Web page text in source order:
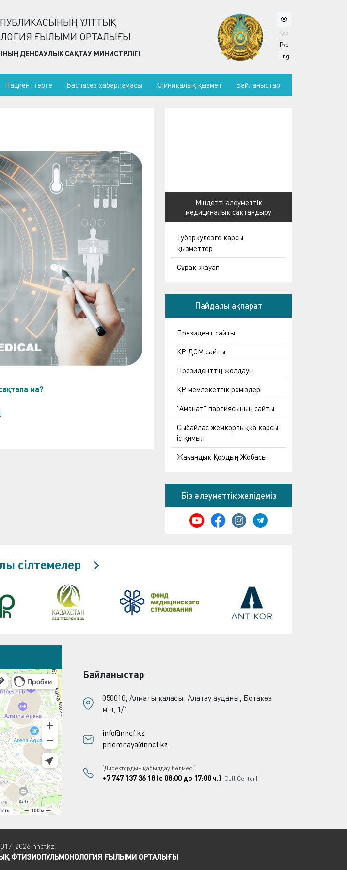
ҰЛТТЫҚ
ҒЫЛЫМИ ОРТАЛЫҒЫ
ДЕНСАУЛЫҚ САҚТАУ МИНИСТРЛІГІ
Қаз
Рус
Eng
Пациенттерге Баспасөз хабарламасы Клиникалық қызмет Байланыстар
ма?
Міндетті әлеуметтік
медициналық сақтандыру
Туберкулезге қарсы
қызметтер
Сұрақ-жауап
Пайдалы ақпарат
Президент сайты
ҚР ДСМ сайты
Президенттің жолдауы
ҚР мемлекеттік рәміздері
"Аманат" партиясының сайты
Сыбайлас жемқорлыққа қарсы
іс қимыл
Жаһандық Қордың Жобасы
Біз әлеуметтік желідеміз
сілтемелер
Байланыстар
050010, Алматы қаласы, Алатау ауданы, Ботакөз
м.н, 1/1
info@nncf.kz
priemnaya@nncf.kz
(Директордың қабылдау бөлмесі)
+7 747 137 36 18 (с 08:00 до 17:00 ч.) (Call Center)
2026 nncf.kz
ФТИЗИОПУЛЬМОНОЛОГИЯ ҒЫЛЫМИ ОРТАЛЫҒЫ